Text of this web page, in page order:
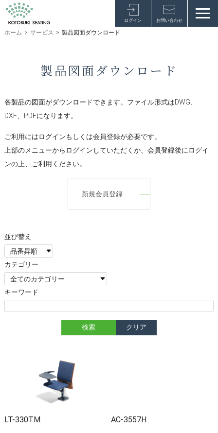
ログイン お問い合わせ
ホーム > サービス > 製品図面ダウンロード
製品図面ダウンロード
各製品の図面がダウンロードできます。ファイル形式はDWG、
DXF、PDFになります。
ご利用にはログインもしくは会員登録が必要です。
上部のメニューからログインしていただくか、会員登録後にログイ
ンの上、ご利用ください。
新規会員登録
カテゴリー
キーワード
LT-330TM AC-3557H